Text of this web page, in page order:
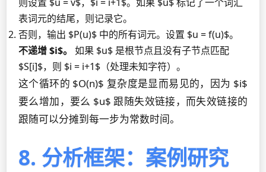
表词元的结尾，则记录它。
否则，输出 $P(u)$ 中的所有词元。设置 $u = f(u)$。
不递增 $i$。 如果 $u$ 是根节点且没有子节点匹配
$S[i]$，则 $i = i+1$（处理未知字符）。
这个循环的 $O(n)$ 复杂度是显而易见的，因为 $i$
要么增加，要么 $u$ 跟随失效链接，而失效链接的
跟随可以分摊到每一步为常数时间。
8. 分析框架：案例研究